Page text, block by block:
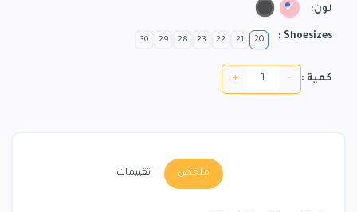
لون:
Shoesizes :
20
21
22
23
28
29
30
كمية : -
+
ملخص تقييمات